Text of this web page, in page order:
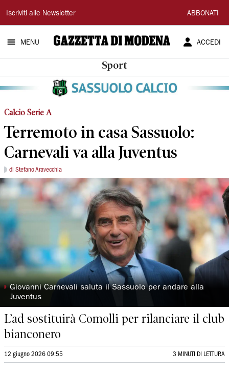
Gazzetta
di
Modena
Iscriviti alle Newsletter ABBONATI
MENU ACCEDI
Sport
Calcio Serie A
Terremoto in casa Sassuolo:
Carnevali va alla Juventus
di Stefano Aravecchia
◗Giovanni Carnevali saluta il Sassuolo per andare alla
Juventus
L’ad sostituirà Comolli per rilanciare il club
bianconero
12 giugno 2026 09:55 3 MINUTI DI LETTURA